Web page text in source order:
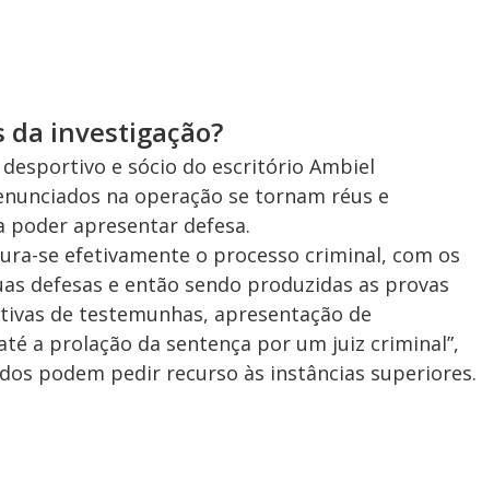
da investigação?
e sócio do escritório Ambiel
na operação se tornam réus e
poder apresentar defesa.
se efetivamente o processo criminal, com os
defesas e então sendo produzidas as provas
de testemunhas, apresentação de
a prolação da sentença por um juiz criminal”,
podem pedir recurso às instâncias superiores.